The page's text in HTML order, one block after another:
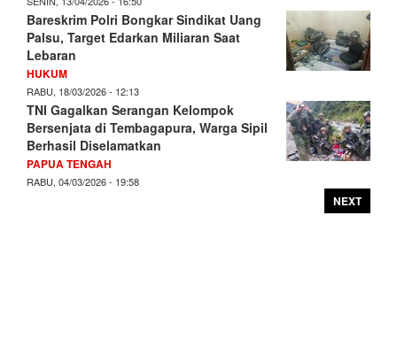
Bareskrim Polri Bongkar Sindikat Uang
Palsu, Target Edarkan Miliaran Saat
Lebaran
HUKUM
RABU, 18/03/2026 - 12:13
TNI Gagalkan Serangan Kelompok
Bersenjata di Tembagapura, Warga Sipil
Berhasil Diselamatkan
PAPUA TENGAH
RABU, 04/03/2026 - 19:58
NEXT